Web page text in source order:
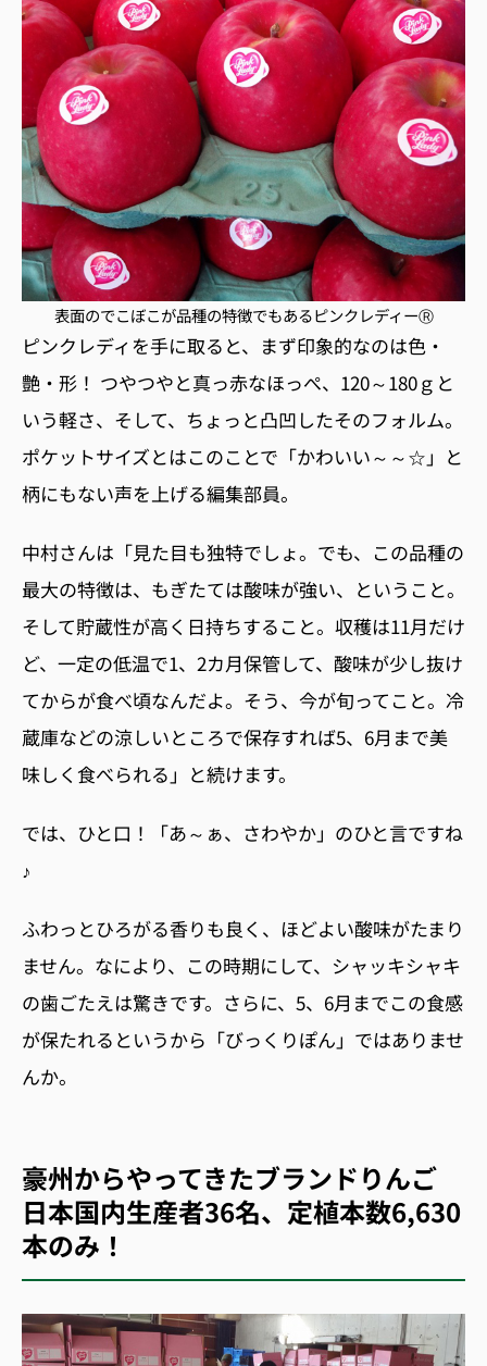
表面のでこぼこが品種の特徴でもあるピンクレディーⓇ
ピンクレディを手に取ると、まず印象的なのは色・
艶・形！ つやつやと真っ赤なほっぺ、120～180ｇと
いう軽さ、そして、ちょっと凸凹したそのフォルム。
ポケットサイズとはこのことで「かわいい～～☆」と
柄にもない声を上げる編集部員。
中村さんは「見た目も独特でしょ。でも、この品種の
最大の特徴は、もぎたては酸味が強い、ということ。
そして貯蔵性が高く日持ちすること。収穫は11月だけ
ど、一定の低温で1、2カ月保管して、酸味が少し抜け
てからが食べ頃なんだよ。そう、今が旬ってこと。冷
蔵庫などの涼しいところで保存すれば5、6月まで美
味しく食べられる」と続けます。
では、ひと口！「あ～ぁ、さわやか」のひと言ですね
♪
ふわっとひろがる香りも良く、ほどよい酸味がたまり
ません。なにより、この時期にして、シャッキシャキ
の歯ごたえは驚きです。さらに、5、6月までこの食感
が保たれるというから「びっくりぽん」ではありませ
んか。
豪州からやってきたブランドりんご
日本国内生産者36名、定植本数6,630
本のみ！